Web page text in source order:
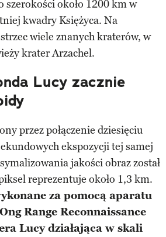
szerokości około 1200 km w
kwadry Księżyca. Na
wiele znanych kraterów, w
krater Arzachel.
Lucy zacznie
przez połączenie dziesięciu
ekspozycji tej samej
jakości obraz został
reprezentuje około 1,3 km.
za pomocą aparatu
Range Reconnaissance
Lucy działająca w skali